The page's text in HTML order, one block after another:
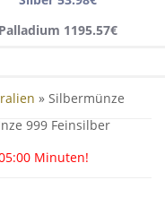
Silber 53.98€
Palladium 1195.57€
» Silbermünze
999 Feinsilber
05:00 Minuten!